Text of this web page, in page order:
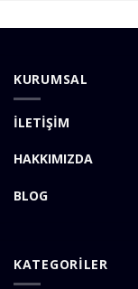
KURUMSAL
İLETİŞİM
HAKKIMIZDA
BLOG
KATEGORİLER